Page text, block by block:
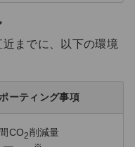
近までに、以下の環境
ーティング事項
CO2削減量